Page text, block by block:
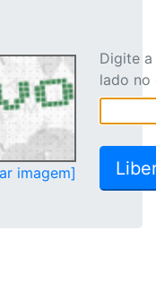
imagem]
Digite
lado no